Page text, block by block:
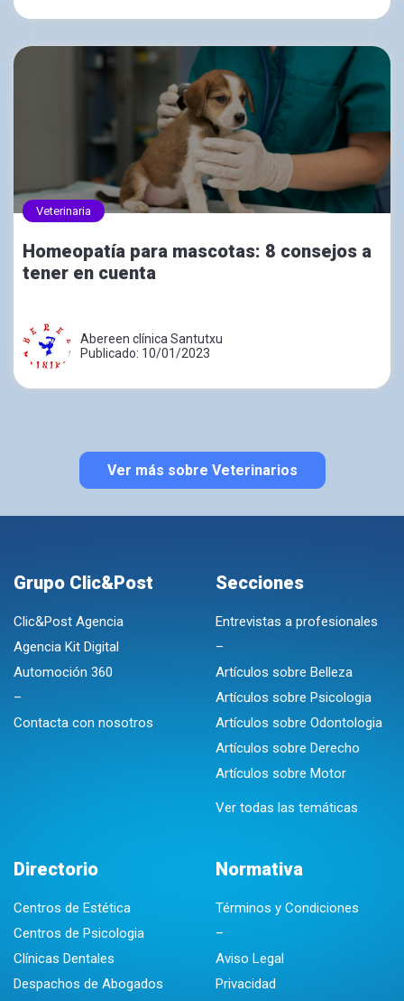
Veterinaria
Homeopatía para mascotas: 8 consejos a
tener en cuenta
Abereen clínica Santutxu
Publicado: 10/01/2023
Ver más sobre Veterinarios
Grupo Clic&Post
Clic&Post Agencia
Agencia Kit Digital
Automoción 360
–
Contacta con nosotros
Secciones
Entrevistas a profesionales
–
Artículos sobre Belleza
Artículos sobre Psicologia
Artículos sobre Odontologia
Artículos sobre Derecho
Artículos sobre Motor
Ver todas las temáticas
Directorio
Centros de Estética
Centros de Psicologia
Clínicas Dentales
Despachos de Abogados
Normativa
Términos y Condiciones
–
Aviso Legal
Privacidad